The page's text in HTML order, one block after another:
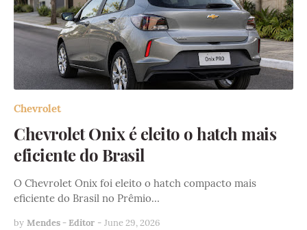
Chevrolet
Chevrolet Onix é eleito o hatch mais
eficiente do Brasil
O Chevrolet Onix foi eleito o hatch compacto mais
eficiente do Brasil no Prêmio…
by Mendes - Editor - June 29, 2026